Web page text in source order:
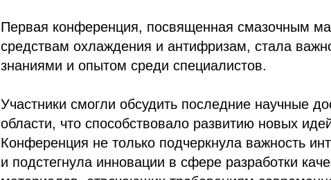
Первая конференция, посвященная смазочным
средствам охлаждения и антифризам, стала
знаниями и опытом среди специалистов.
Участники смогли обсудить последние научные
области, что способствовало развитию новых
Конференция не только подчеркнула важность
и подстегнула инновации в сфере разработки